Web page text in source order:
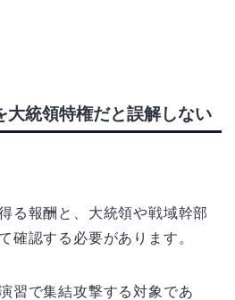
大統領特権だと誤解しない
る報酬と、大統領や戦域幹部
確認する必要があります。
習で集結攻撃する対象であ